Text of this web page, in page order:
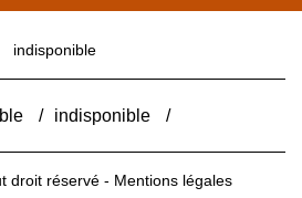
indisponible
/ indisponible /
droit réservé - Mentions légales